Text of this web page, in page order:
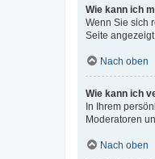
Wie kann ich
Wenn Sie sich
Seite
Nach oben
Wie kann ich
In Ihrem
Moderatoren
Nach oben